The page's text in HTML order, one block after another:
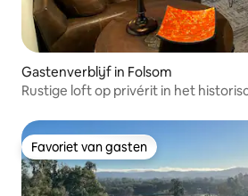
Gastenverblijf in Folsom
Rustige loft op privérit in het
Favoriet van gasten
Favoriet van gasten